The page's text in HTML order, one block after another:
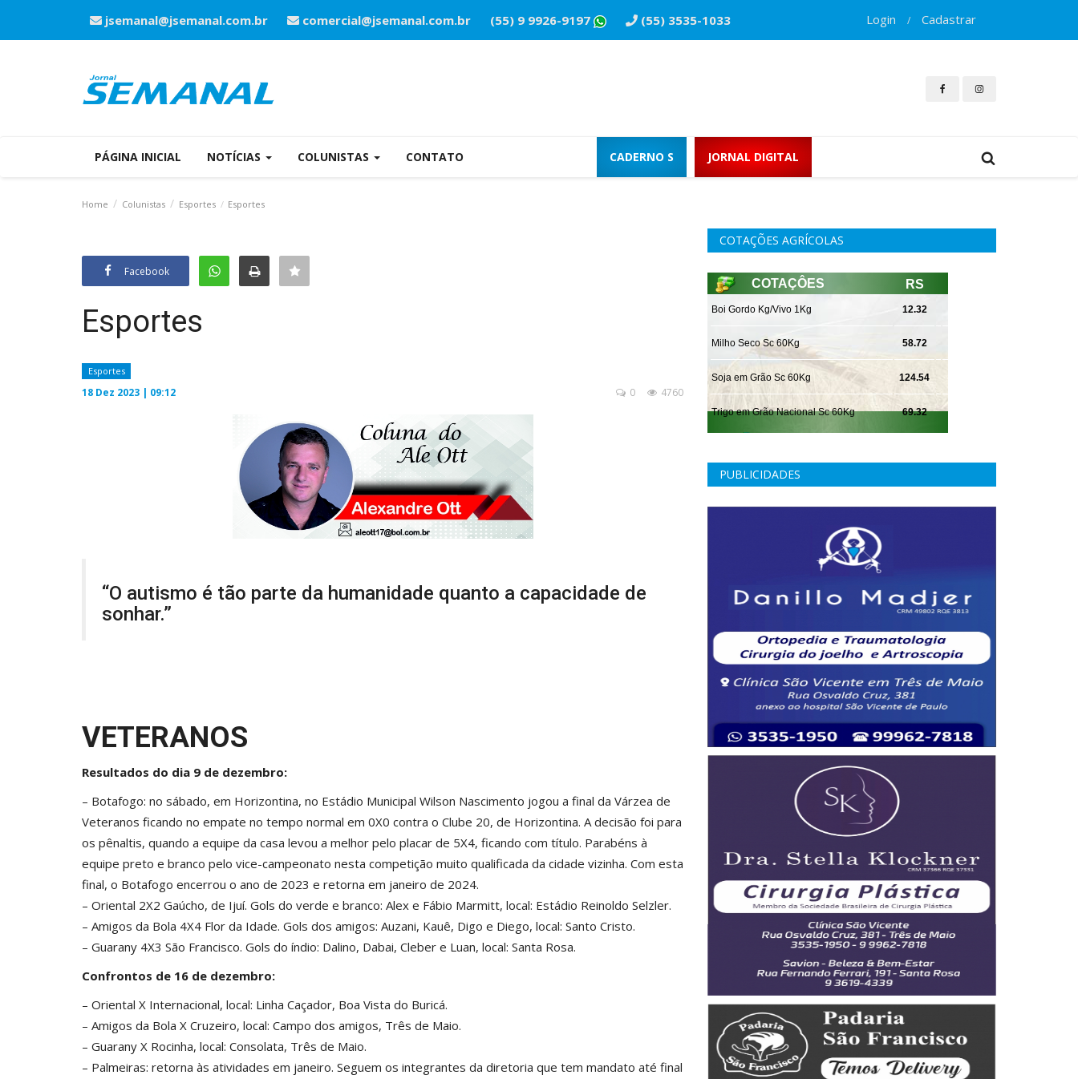
jsemanal@jsemanal.com.br comercial@jsemanal.com.br (55) 9 9926-9197 (55) 3535-1033 Login / Cadastrar
PÁGINA INICIAL NOTÍCIAS COLUNISTAS CONTATO CADERNO S JORNAL DIGITAL
Home Colunistas Esportes Esportes
Facebook
Esportes
Esportes
18 Dez 2023 | 09:12 4760
0
“O autismo é tão parte da humanidade quanto a capacidade de
sonhar.”
VETERANOS
Resultados do dia 9 de dezembro:
– Botafogo: no sábado, em Horizontina, no Estádio Municipal Wilson Nascimento jogou a final da Várzea de
Veteranos ficando no empate no tempo normal em 0X0 contra o Clube 20, de Horizontina. A decisão foi para
os pênaltis, quando a equipe da casa levou a melhor pelo placar de 5X4, ficando com título. Parabéns à
equipe preto e branco pelo vice-campeonato nesta competição muito qualificada da cidade vizinha. Com esta
final, o Botafogo encerrou o ano de 2023 e retorna em janeiro de 2024.
– Oriental 2X2 Gaúcho, de Ijuí. Gols do verde e branco: Alex e Fábio Marmitt, local: Estádio Reinoldo Selzler.
– Amigos da Bola 4X4 Flor da Idade. Gols dos amigos: Auzani, Kauê, Digo e Diego, local: Santo Cristo.
– Guarany 4X3 São Francisco. Gols do índio: Dalino, Dabai, Cleber e Luan, local: Santa Rosa.
Confrontos de 16 de dezembro:
– Oriental X Internacional, local: Linha Caçador, Boa Vista do Buricá.
– Amigos da Bola X Cruzeiro, local: Campo dos amigos, Três de Maio.
– Guarany X Rocinha, local: Consolata, Três de Maio.
– Palmeiras: retorna às atividades em janeiro. Seguem os integrantes da diretoria que tem mandato até final
COTAÇÕES AGRÍCOLAS
PUBLICIDADES